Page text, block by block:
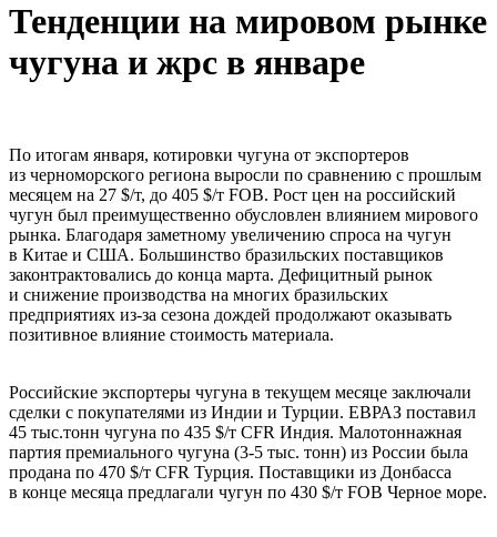
Тенденции на мировом рынке
чугуна и жрс в январе
По итогам января, котировки чугуна от экспортеров
из черноморского региона выросли по сравнению с прошлым
месяцем на 27 $/т, до 405 $/т FOB. Рост цен на российский
чугун был преимущественно обусловлен влиянием мирового
рынка. Благодаря заметному увеличению спроса на чугун
в Китае и США. Большинство бразильских поставщиков
законтрактовались до конца марта. Дефицитный рынок
и снижение производства на многих бразильских
предприятиях из-за сезона дождей продолжают оказывать
позитивное влияние стоимость материала.
Российские экспортеры чугуна в текущем месяце заключали
сделки с покупателями из Индии и Турции. ЕВРАЗ поставил
45 тыс.тонн чугуна по 435 $/т CFR Индия. Малотоннажная
партия премиального чугуна (3-5 тыс. тонн) из России была
продана по 470 $/т CFR Турция. Поставщики из Донбасса
в конце месяца предлагали чугун по 430 $/т FOB Черное море.